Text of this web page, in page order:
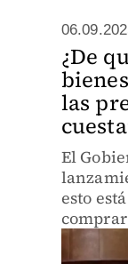
¿De
las
El
esto
comprar